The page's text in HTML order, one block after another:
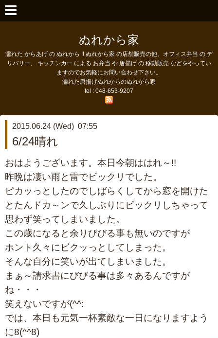
ぬれから家
濡れた からあげ の ぬれから !! ぬれから家 の店舗販売の他、オフィス弁当 の デ
リバリー、 キッチンカー による お弁当 や 唐揚げ の 移動販売 などをやってい
ますのでお気軽にお問い合わせ下さい。
濡れた唐揚げぬれからのぬれから家
tel : 048-653-9207
2015.06.24 (Wed) 07:55
6/24晴れ
おはようございます。本日今朝ははれ～!!
昨晩は凄い雨と雷でビックリでした。
ピカッっとしたのでしばらくしてから窓を開けた
とたんドカ～ンで久しぶりにビックリしちゃって
思わず笑ってしまいました。
この歳になると余りびびる事も無いのですが
ホント久々にビクッっとしてしまった。
そんな自分に笑いが出てしまいました。
まぁ～請求書にびびる事は多々あるんですが
ね・・・
笑えないですが(^^:
では、本日も元気一杯素敵な一日になりますよう
に8(^^8)